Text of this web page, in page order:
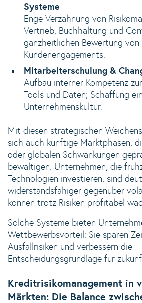
Systeme
Enge Verzahnung von
Vertrieb, Buchhaltung und
ganzheitlichen Bewertung von
Kundenengagements.
Mitarbeiterschulung &
Aufbau interner Kompetenz
Tools und Daten; Schaffung
Unternehmenskultur.
Mit diesen strategischen
sich auch künftige Marktphasen,
oder globalen Schwankungen
bewältigen. Unternehmen, die
Technologien investieren, sind
widerstandsfähiger gegenüber
können trotz Risiken profitabel
Solche Systeme bieten
Wettbewerbsvorteil: Sie sparen
Ausfallrisiken und verbessern die
Entscheidungsgrundlage für
Kreditrisikomanagement in
Märkten: Die Balance